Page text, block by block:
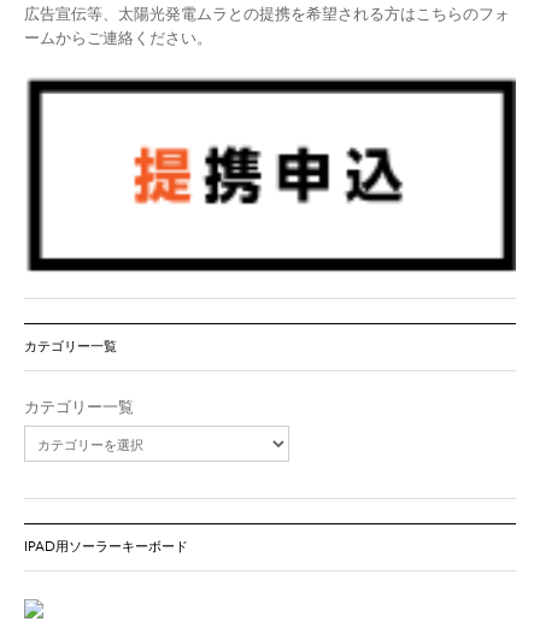
広告宣伝等、太陽光発電ムラとの提携を希望される方はこちらのフォ
ームからご連絡ください。
カテゴリー一覧
カテゴリー一覧
IPAD用ソーラーキーボード